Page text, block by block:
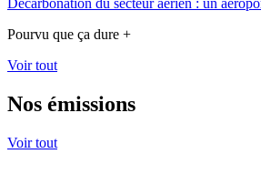
Décarbonation du secteur aérien : un
Pourvu que ça dure +
Voir tout
Nos émissions
Voir tout